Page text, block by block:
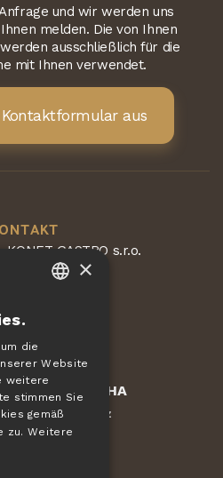
und wir werden uns
melden. Die von Ihnen
ausschließlich für die
mit Ihnen verwendet.
Kontaktformular aus
KONET GASTRO s.r.o.
168
Republik
reCAPTCHA
- Datenschutz
DE
SLOVAK
×
die
Website
weitere
stimmen Sie
gemäß
zu. Weitere